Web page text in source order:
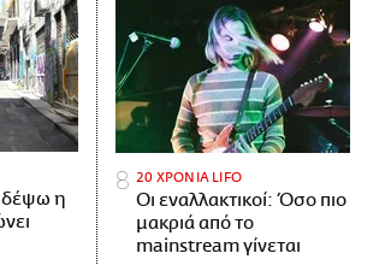
η
20 ΧΡΟΝΙΑ LIFO
Οι εναλλακτικοί: Όσο πιο
μακριά από το
mainstream γίνεται